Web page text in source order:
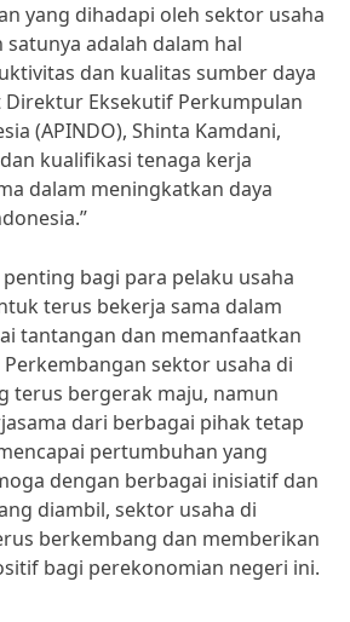
yang dihadapi oleh sektor usaha
satunya adalah dalam hal
dan kualitas sumber daya
Eksekutif Perkumpulan
(APINDO), Shinta Kamdani,
kualifikasi tenaga kerja
dalam meningkatkan daya
bagi para pelaku usaha
terus bekerja sama dalam
tantangan dan memanfaatkan
sektor usaha di
terus bergerak maju, namun
dari berbagai pihak tetap
pertumbuhan yang
dengan berbagai inisiatif dan
diambil, sektor usaha di
berkembang dan memberikan
bagi perekonomian negeri ini.